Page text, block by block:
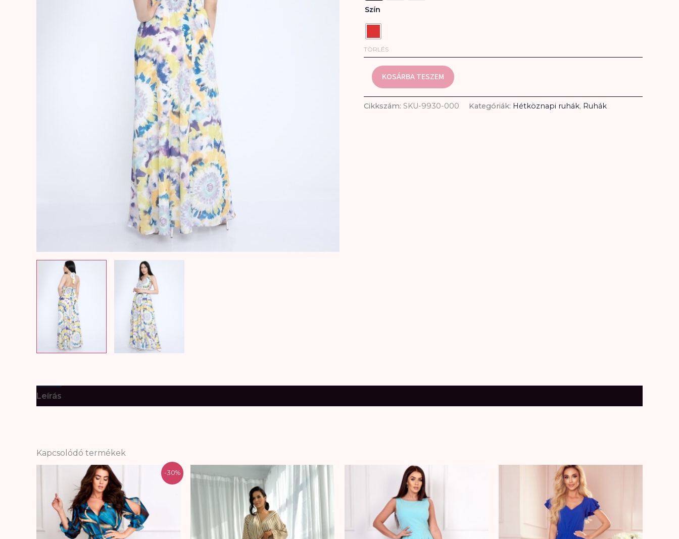
Szín
TÖRLÉS
KOSÁRBA TESZEM
Cikkszám: SKU-9930-000 Kategóriák: Hétköznapi ruhák, Ruhák
Leírás
Kapcsolódó termékek
-30%
Original
price
was:
29.500 Ft.
Current
20.650 Ft.